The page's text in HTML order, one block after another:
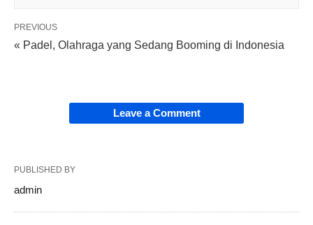
PREVIOUS
« Padel, Olahraga yang Sedang Booming di Indonesia
Leave a Comment
PUBLISHED BY
admin